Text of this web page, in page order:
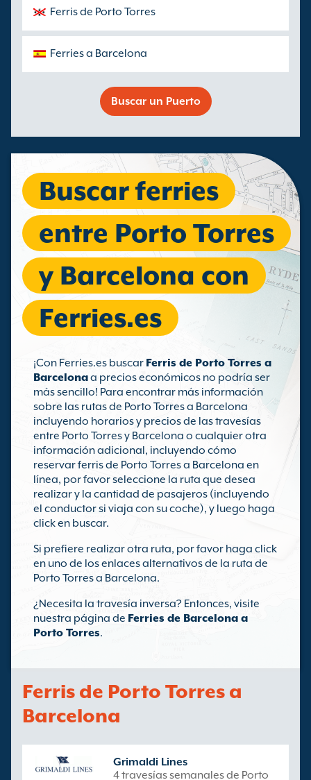
Ferris de Porto Torres
Ferries a Barcelona
Buscar un Puerto
Buscar ferries
entre Porto Torres
y Barcelona con
Ferries.es
¡Con Ferries.es buscar Ferris de Porto Torres a
Barcelonaa precios económicos no podría ser
más sencillo! Para encontrar más información
sobre las rutas de Porto Torres a Barcelona
incluyendo horarios y precios de las travesías
entre Porto Torres y Barcelona o cualquier otra
información adicional, incluyendo cómo
reservar ferris de Porto Torres a Barcelona en
línea, por favor seleccione la ruta que desea
realizar y la cantidad de pasajeros (incluyendo
el conductor si viaja con su coche), y luego haga
click en buscar.
Si prefiere realizar otra ruta, por favor haga click
en uno de los enlaces alternativos de la ruta de
Porto Torres a Barcelona.
¿Necesita la travesía inversa? Entonces, visite
nuestra página de Ferries de Barcelona a
Porto Torres.
Ferris de Porto Torres a
Barcelona
Grimaldi Lines
4 travesías semanales de Porto